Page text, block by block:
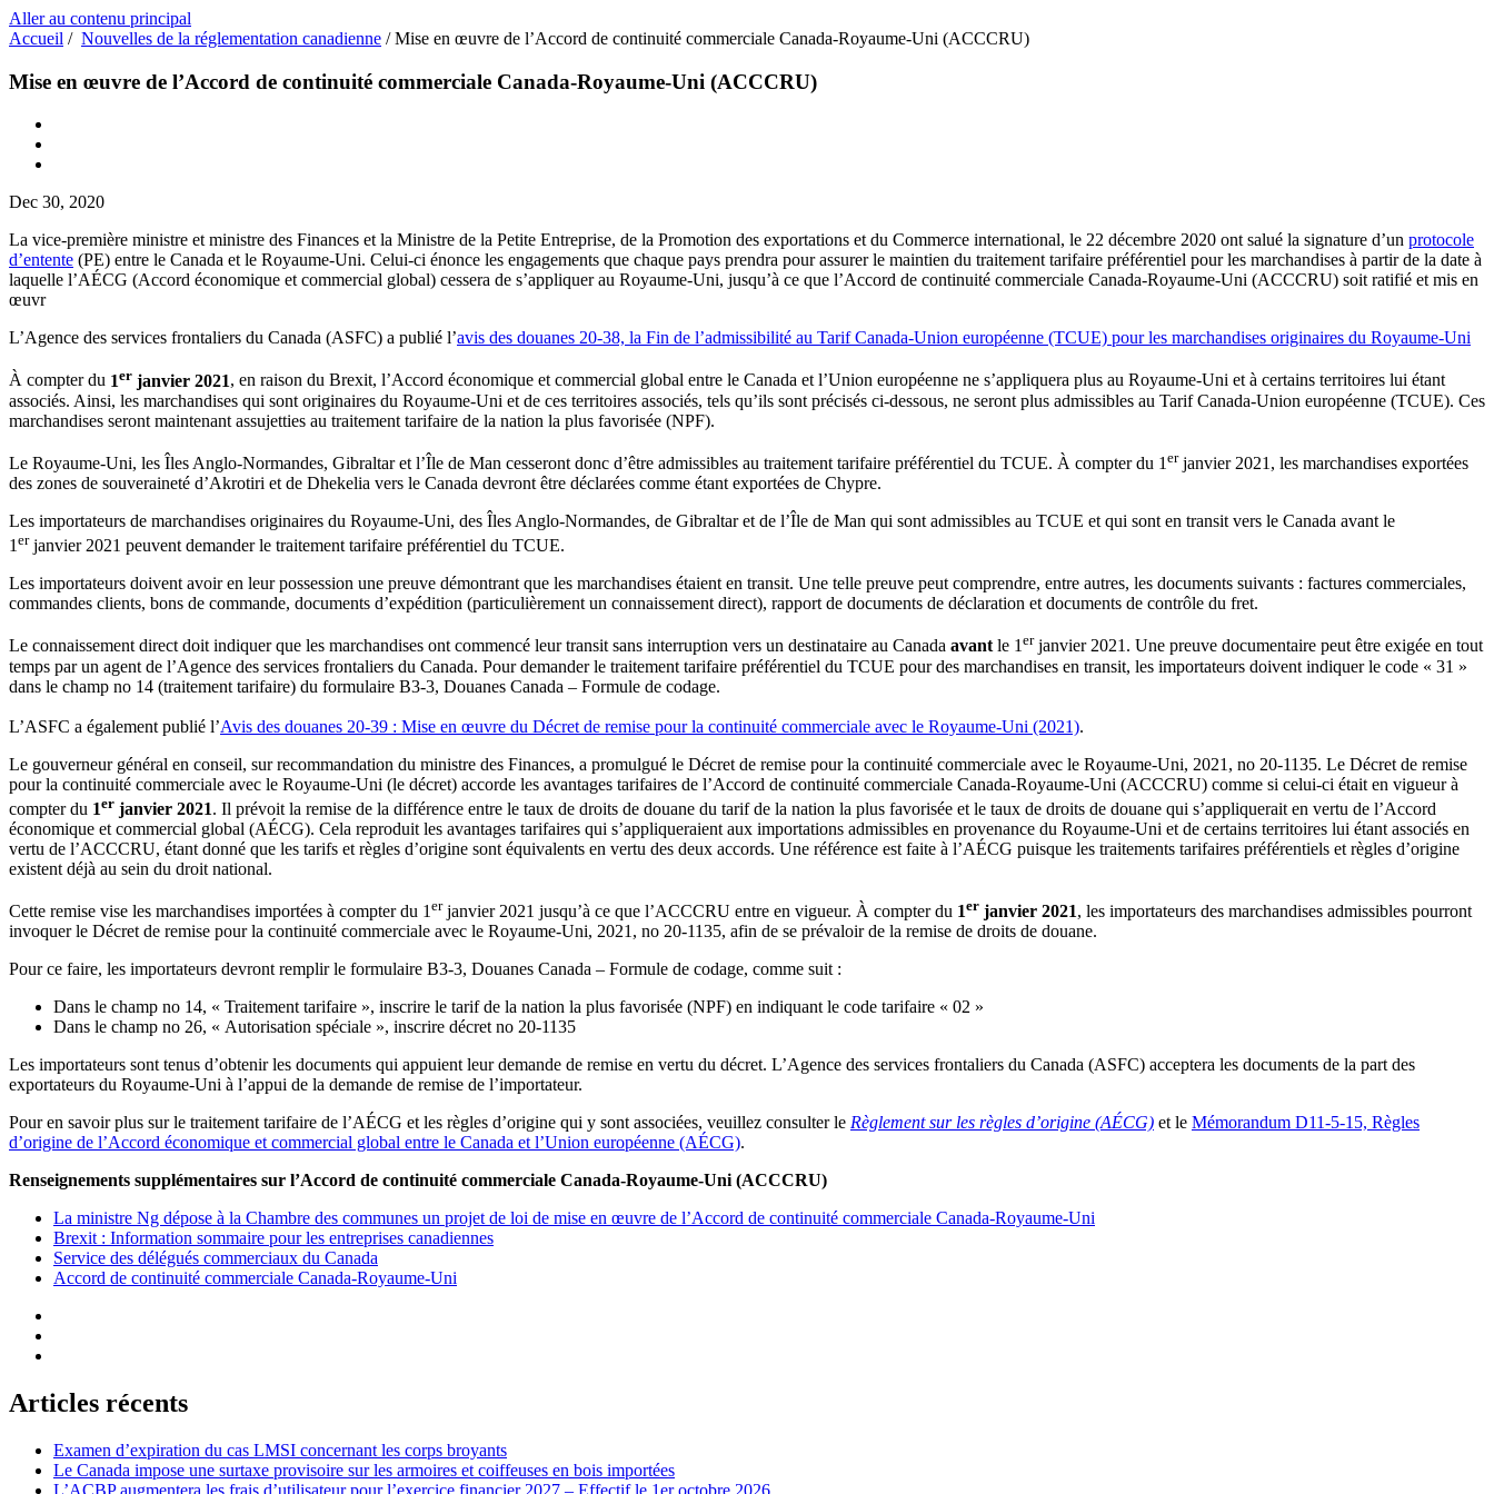
Aller au contenu principal
Accueil / Nouvelles de la réglementation canadienne /Mise en œuvre de l’Accord de continuité commerciale Canada-Royaume-Uni (ACCCRU)
Mise en œuvre de l’Accord de continuité commerciale Canada-Royaume-Uni (ACCCRU)
Dec 30, 2020
La vice-première ministre et ministre des Finances et la Ministre de la Petite Entreprise, de la Promotion des exportations et du Commerce international, le 22 décembre 2020 ont salué la signature d’un protocole
d’entente (PE) entre le Canada et le Royaume-Uni. Celui-ci énonce les engagements que chaque pays prendra pour assurer le maintien du traitement tarifaire préférentiel pour les marchandises à partir de la date à
laquelle l’AÉCG (Accord économique et commercial global) cessera de s’appliquer au Royaume-Uni, jusqu’à ce que l’Accord de continuité commerciale Canada-Royaume-Uni (ACCCRU) soit ratifié et mis en
œuvr
L’Agence des services frontaliers du Canada (ASFC) a publié l’avis des douanes 20-38, la Fin de l’admissibilité au Tarif Canada-Union européenne (TCUE) pour les marchandises originaires du Royaume-Uni
À compter du 1er janvier 2021, en raison du Brexit, l’Accord économique et commercial global entre le Canada et l’Union européenne ne s’appliquera plus au Royaume-Uni et à certains territoires lui étant
associés. Ainsi, les marchandises qui sont originaires du Royaume-Uni et de ces territoires associés, tels qu’ils sont précisés ci-dessous, ne seront plus admissibles au Tarif Canada-Union européenne (TCUE). Ces
marchandises seront maintenant assujetties au traitement tarifaire de la nation la plus favorisée (NPF).
Le Royaume-Uni, les Îles Anglo-Normandes, Gibraltar et l’Île de Man cesseront donc d’être admissibles au traitement tarifaire préférentiel du TCUE. À compter du 1 erjanvier 2021, les marchandises exportées
des zones de souveraineté d’Akrotiri et de Dhekelia vers le Canada devront être déclarées comme étant exportées de Chypre.
Les importateurs de marchandises originaires du Royaume-Uni, des Îles Anglo-Normandes, de Gibraltar et de l’Île de Man qui sont admissibles au TCUE et qui sont en transit vers le Canada avant le
1erjanvier 2021 peuvent demander le traitement tarifaire préférentiel du TCUE.
Les importateurs doivent avoir en leur possession une preuve démontrant que les marchandises étaient en transit. Une telle preuve peut comprendre, entre autres, les documents suivants : factures commerciales,
commandes clients, bons de commande, documents d’expédition (particulièrement un connaissement direct), rapport de documents de déclaration et documents de contrôle du fret.
Le connaissement direct doit indiquer que les marchandises ont commencé leur transit sans interruption vers un destinataire au Canada avantle 1erjanvier 2021. Une preuve documentaire peut être exigée en tout
temps par un agent de l’Agence des services frontaliers du Canada. Pour demander le traitement tarifaire préférentiel du TCUE pour des marchandises en transit, les importateurs doivent indiquer le code « 31 »
dans le champ no 14 (traitement tarifaire) du formulaire B3-3, Douanes Canada – Formule de codage.
L’ASFC a également publié l’Avis des douanes 20-39 : Mise en œuvre du Décret de remise pour la continuité commerciale avec le Royaume-Uni (2021).
Le gouverneur général en conseil, sur recommandation du ministre des Finances, a promulgué le Décret de remise pour la continuité commerciale avec le Royaume-Uni, 2021, no 20-1135. Le Décret de remise
pour la continuité commerciale avec le Royaume-Uni (le décret) accorde les avantages tarifaires de l’Accord de continuité commerciale Canada-Royaume-Uni (ACCCRU) comme si celui-ci était en vigueur à
compter du 1er janvier 2021. Il prévoit la remise de la différence entre le taux de droits de douane du tarif de la nation la plus favorisée et le taux de droits de douane qui s’appliquerait en vertu de l’Accord
économique et commercial global (AÉCG). Cela reproduit les avantages tarifaires qui s’appliqueraient aux importations admissibles en provenance du Royaume-Uni et de certains territoires lui étant associés en
vertu de l’ACCCRU, étant donné que les tarifs et règles d’origine sont équivalents en vertu des deux accords. Une référence est faite à l’AÉCG puisque les traitements tarifaires préférentiels et règles d’origine
existent déjà au sein du droit national.
Cette remise vise les marchandises importées à compter du 1erjanvier 2021 jusqu’à ce que l’ACCCRU entre en vigueur. À compter du 1er janvier 2021, les importateurs des marchandises admissibles pourront
invoquer le Décret de remise pour la continuité commerciale avec le Royaume-Uni, 2021, no 20-1135, afin de se prévaloir de la remise de droits de douane.
Pour ce faire, les importateurs devront remplir le formulaire B3-3, Douanes Canada – Formule de codage, comme suit :
Dans le champ no 14, « Traitement tarifaire », inscrire le tarif de la nation la plus favorisée (NPF) en indiquant le code tarifaire « 02 »
Dans le champ no 26, « Autorisation spéciale », inscrire décret no 20-1135
Les importateurs sont tenus d’obtenir les documents qui appuient leur demande de remise en vertu du décret. L’Agence des services frontaliers du Canada (ASFC) acceptera les documents de la part des
exportateurs du Royaume-Uni à l’appui de la demande de remise de l’importateur.
Pour en savoir plus sur le traitement tarifaire de l’AÉCG et les règles d’origine qui y sont associées, veuillez consulter le Règlement sur les règles d’origine (AÉCG) et le Mémorandum D11-5-15, Règles
d’origine de l’Accord économique et commercial global entre le Canada et l’Union européenne (AÉCG).
Renseignements supplémentaires sur l’Accord de continuité commerciale Canada-Royaume-Uni (ACCCRU)
La ministre Ng dépose à la Chambre des communes un projet de loi de mise en œuvre de l’Accord de continuité commerciale Canada-Royaume-Uni
Brexit : Information sommaire pour les entreprises canadiennes
Service des délégués commerciaux du Canada
Accord de continuité commerciale Canada-Royaume-Uni
Articles récents
Examen d’expiration du cas LMSI concernant les corps broyants
Le Canada impose une surtaxe provisoire sur les armoires et coiffeuses en bois importées